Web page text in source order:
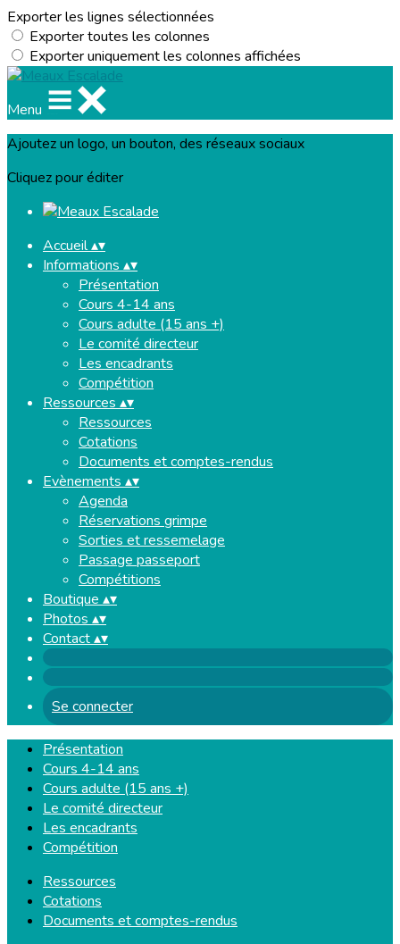
Exporter les lignes sélectionnées
Exporter toutes les colonnes
Exporter uniquement les colonnes affichées
Menu
Ajoutez un logo, un bouton, des réseaux sociaux
Cliquez pour éditer
Accueil▴▾
Informations ▴▾
Présentation
Cours 4-14 ans
Cours adulte (15 ans +)
Le comité directeur
Les encadrants
Compétition
Ressources ▴▾
Ressources
Cotations
Documents et comptes-rendus
Evènements ▴▾
Agenda
Réservations grimpe
Sorties et ressemelage
Passage passeport
Compétitions
Boutique ▴▾
Photos ▴▾
Contact▴▾
Se connecter
Présentation
Cours 4-14 ans
Cours adulte (15 ans +)
Le comité directeur
Les encadrants
Compétition
Ressources
Cotations
Documents et comptes-rendus